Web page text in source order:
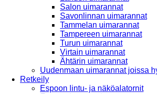
Salon uimarannat
Savonlinnan uimarannat
Tammelan uimarannat
Tampereen uimarannat
Turun uimarannat
Virtain uimarannat
Ähtärin uimarannat
Uudenmaan uimarannat joissa
Retkeily
Espoon lintu- ja näköalatornit